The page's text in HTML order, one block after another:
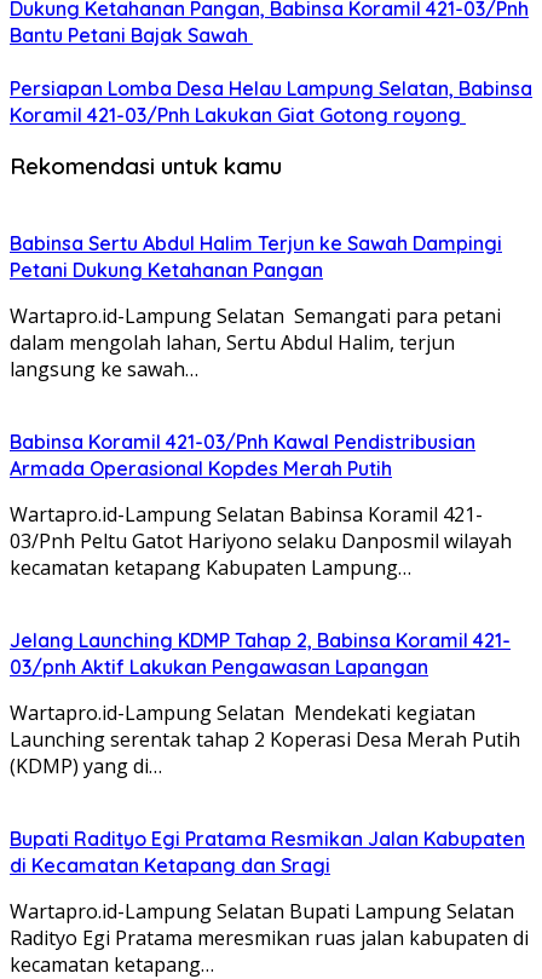
Dukung Ketahanan Pangan, Babinsa Koramil 421-03/Pnh
Bantu Petani Bajak Sawah
Persiapan Lomba Desa Helau Lampung Selatan, Babinsa
Koramil 421-03/Pnh Lakukan Giat Gotong royong
Rekomendasi untuk kamu
Babinsa Sertu Abdul Halim Terjun ke Sawah Dampingi
Petani Dukung Ketahanan Pangan
Wartapro.id-Lampung Selatan Semangati para petani
dalam mengolah lahan, Sertu Abdul Halim, terjun
langsung ke sawah…
Babinsa Koramil 421-03/Pnh Kawal Pendistribusian
Armada Operasional Kopdes Merah Putih
Wartapro.id-Lampung Selatan Babinsa Koramil 421-
03/Pnh Peltu Gatot Hariyono selaku Danposmil wilayah
kecamatan ketapang Kabupaten Lampung…
Jelang Launching KDMP Tahap 2, Babinsa Koramil 421-
03/pnh Aktif Lakukan Pengawasan Lapangan
Wartapro.id-Lampung Selatan Mendekati kegiatan
Launching serentak tahap 2 Koperasi Desa Merah Putih
(KDMP) yang di…
Bupati Radityo Egi Pratama Resmikan Jalan Kabupaten
di Kecamatan Ketapang dan Sragi
Wartapro.id-Lampung Selatan Bupati Lampung Selatan
Radityo Egi Pratama meresmikan ruas jalan kabupaten di
kecamatan ketapang…